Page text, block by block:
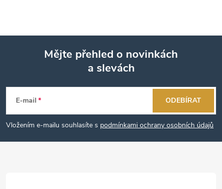
p
a
Mějte přehled o novinkách
a slevách
E-mail
Vložením e-mailu souhlasíte s podmínkami ochrany osobních údajů
ODEBÍRAT